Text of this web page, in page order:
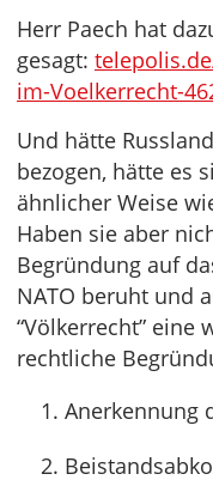
Herr Paech hat
gesagt:
im-Voelkerrecht-
Und hätte
bezogen, hätte es
ähnlicher Weise
Haben sie aber
Begründung auf
NATO beruht und
“Völkerrecht” eine
rechtliche
Anerkennung